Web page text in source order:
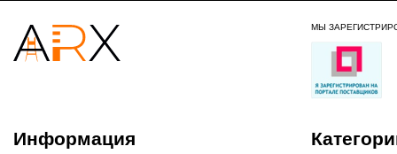
МЫ
Информация